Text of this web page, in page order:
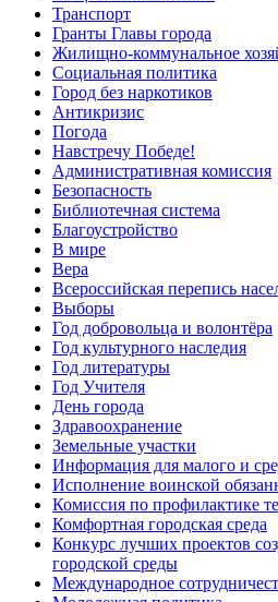
Транспорт
Гранты Главы города
Жилищно-коммунальное
Социальная политика
Город без наркотиков
Антикризис
Погода
Навстречу Победе!
Административная комиссия
Безопасность
Библиотечная система
Благоустройство
В мире
Вера
Всероссийская перепись
Выборы
Год добровольца и волонтёра
Год культурного наследия
Год литературы
Год Учителя
День города
Здравоохранение
Земельные участки
Информация для малого и
Исполнение воинской
Комиссия по профилактике
Комфортная городская среда
Конкурс лучших проектов
городской среды
Международное